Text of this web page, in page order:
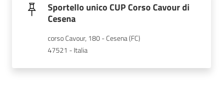
Sportello unico CUP Corso Cavour di
Cesena
corso Cavour, 180 - Cesena (FC)
47521 - Italia